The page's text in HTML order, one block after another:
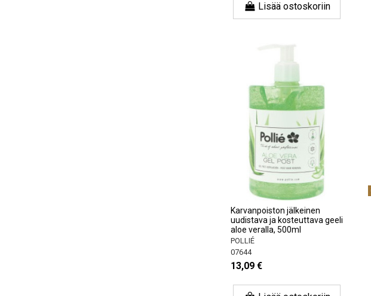
Lisää ostoskoriin
Karvanpoiston jälkeinen
uudistava ja kosteuttava geeli
aloe veralla, 500ml
POLLIÉ
07644
13,09 €